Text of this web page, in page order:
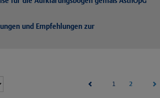
und Empfehlungen zur
1 (current)
2